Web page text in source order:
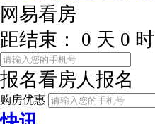
网易看房
距结束：
0 天 0 时
报名看房人报名
购房优惠